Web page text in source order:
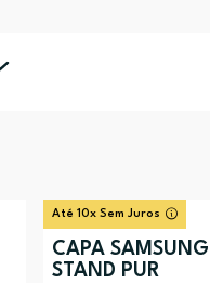
Até 10x Sem Juros
CAPA
STAND PUR